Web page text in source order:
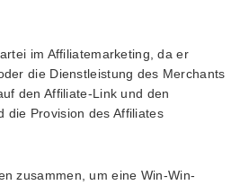
im Affiliatemarketing, da er
die Dienstleistung des Merchants
den Affiliate-Link und den
die Provision des Affiliates
zusammen, um eine Win-Win-